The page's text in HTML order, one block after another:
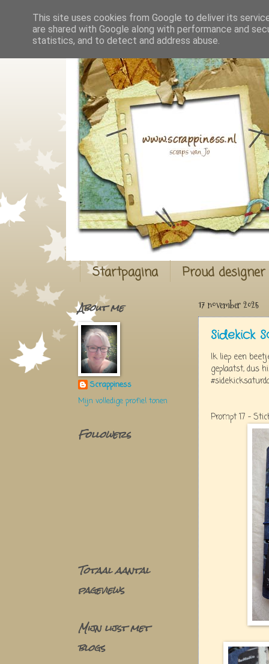
Startpagina Proud
17 november 2025
Sidekick
Ik liep een
geplaatst, dus
Prompt 17 -
About me
Scrappiness
Mijn volledige profiel tonen
Followers
Totaal aantal
pageviews
Mijn lijst met
blogs
This site uses cookies from Google to deliver its
are shared with Google along with performance and
statistics, and to detect and address abuse.